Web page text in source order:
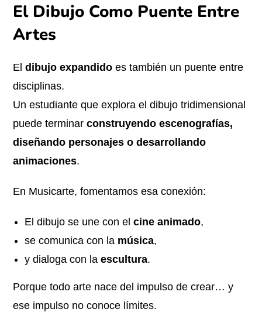
El Dibujo Como Puente Entre
Artes
Eldibujo expandido es también un puente entre
disciplinas.
Un estudiante que explora el dibujo tridimensional
puede terminarconstruyendo escenografías,
diseñando personajes o desarrollando
animaciones.
En Musicarte, fomentamos esa conexión:
El dibujo se une con elcine animado,
se comunica con la música,
y dialoga con laescultura.
Porque todo arte nace del impulso de crear… y
ese impulso no conoce límites.